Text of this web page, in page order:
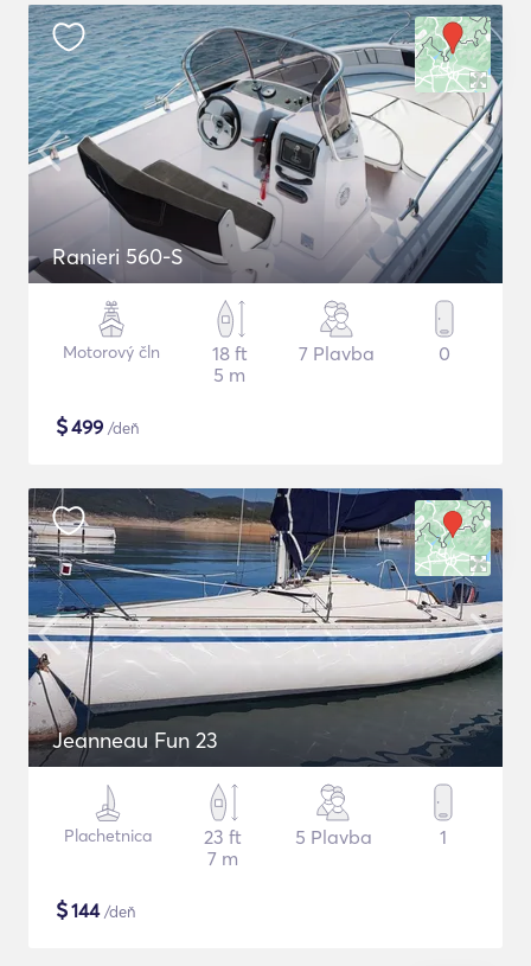
Ranieri 560-S
Motorový čln
18 ft
5 m
7 Plavba 0
$499 /deň
Jeanneau Fun 23
Plachetnica
23 ft
7 m
5 Plavba 1
$144/deň